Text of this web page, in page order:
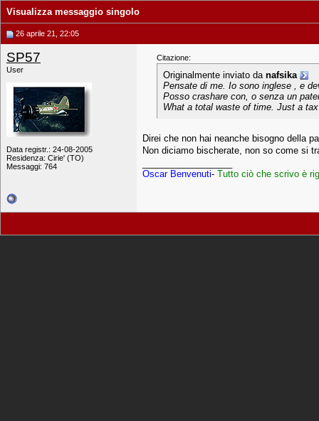
Visualizza messaggio singolo
26 aprile 21, 22:05
SP57
User
Data registr.: 24-08-2005
Residenza: Cirie' (TO)
Messaggi: 764
Citazione:
Originalmente inviato da nafsika
Pensate di me. Io sono inglese , e
Posso crashare con, o senza un
What a total waste of time. Just a
Direi che non hai neanche bisogno della
Non diciamo bischerate, non so come si
Oscar Benvenuti- Tutto ciò che scrivo è